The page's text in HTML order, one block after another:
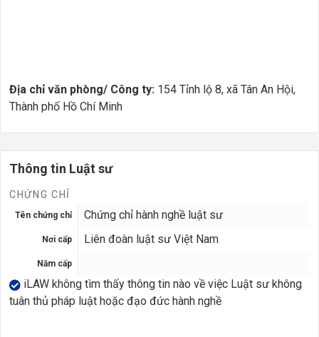
Địa chỉ văn phòng/ Công ty: 154 Tỉnh lộ 8, xã Tân An Hội,
Thành phố Hồ Chí Minh
Thông tin Luật sư
CHỨNG CHỈ
Tên chứng chỉ
Nơi cấp
Năm cấp
Chứng chỉ hành nghề luật sư
Liên đoàn luật sư Việt Nam
iLAW không tìm thấy thông tin nào về việc Luật sư không
tuân thủ pháp luật hoặc đạo đức hành nghề